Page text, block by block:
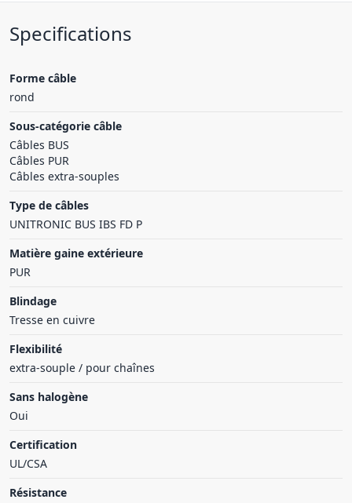
Specifications
Forme câble
rond
Sous-catégorie câble
Câbles BUS
Câbles PUR
Câbles extra-souples
Type de câbles
UNITRONIC BUS IBS FD P
Matière gaine extérieure
PUR
Blindage
Tresse en cuivre
Flexibilité
extra-souple / pour chaînes
Sans halogène
Oui
Certification
UL/CSA
Résistance